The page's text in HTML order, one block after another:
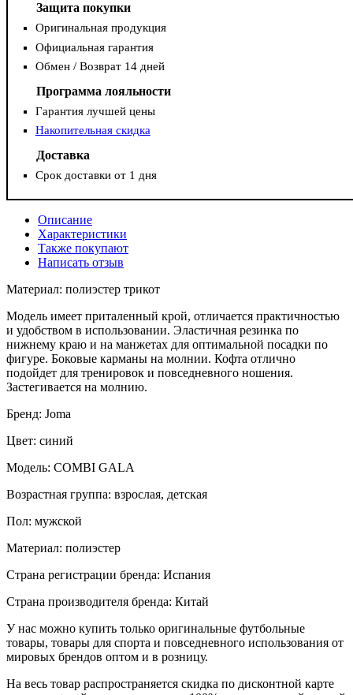
Защита покупки
Оригинальная продукция
Официальная гарантия
Обмен / Возврат 14 дней
Программа лояльности
Гарантия лучшей цены
Накопительная скидка
Доставка
Срок доставки от 1 дня
Описание
Характеристики
Также покупают
Написать отзыв
Материал: полиэстер трикот
Модель имеет приталенный крой, отличается практичностью
и удобством в использовании. Эластичная резинка по
нижнему краю и на манжетах для оптимальной посадки по
фигуре. Боковые карманы на молнии. Кофта отлично
подойдет для тренировок и повседневного ношения.
Застегивается на молнию.
Бренд: Joma
Цвет: синий
Модель: COMBI GALA
Возрастная группа: взрослая, детская
Пол: мужской
Материал: полиэстер
Страна регистрации бренда: Испания
Страна производителя бренда: Китай
У нас можно купить только оригинальные футбольные
товары, товары для спорта и повседневного использования от
мировых брендов оптом и в розницу.
На весь товар распространяется скидка по дисконтной карте